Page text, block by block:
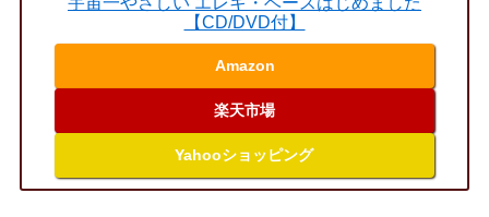
【CD/DVD付】
Amazon
楽天市場
Yahooショッピング